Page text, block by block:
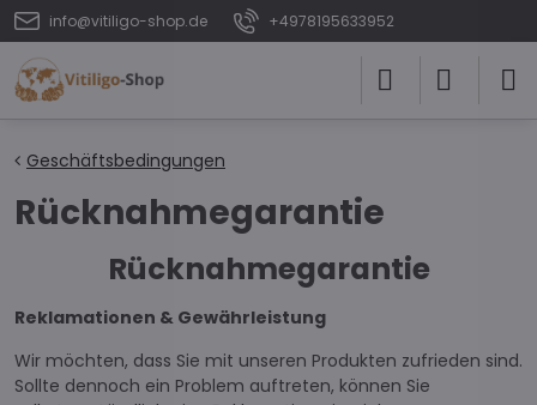
info@vitiligo-shop.de +4978195633952
Geschäftsbedingungen
Rücknahmegarantie
Rücknahmegarantie
Reklamationen & Gewährleistung
Wir möchten, dass Sie mit unseren Produkten zufrieden sind.
Sollte dennoch ein Problem auftreten, können Sie